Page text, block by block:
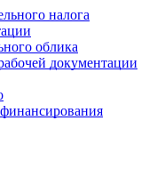
налога
облика
документации